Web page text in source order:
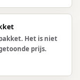
Het is niet
prijs.